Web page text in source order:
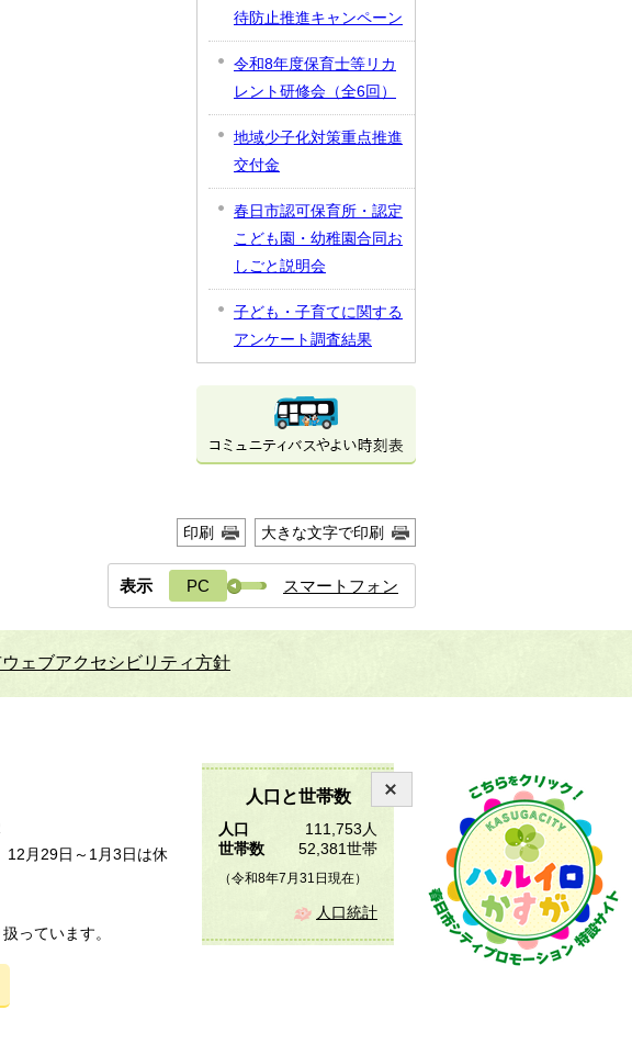
待防止推進キャンペーン
令和8年度保育士等リカ
レント研修会（全6回）
地域少子化対策重点推進
交付金
春日市認可保育所・認定
こども園・幼稚園合同お
しごと説明会
子ども・子育てに関する
アンケート調査結果
印刷 大きな文字で印刷
表示 PC スマートフォン
ェブアクセシビリティ方針
人口と世帯数
人口
111,753人
世帯数
52,381世帯
（令和8年7月31日現在）
人口統計
12月29日～1月3日は休
っています。